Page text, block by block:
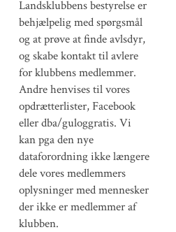
Landsklubbens bestyrelse er
behjælpelig med spørgsmål
og at prøve at finde avlsdyr,
og skabe kontakt til avlere
for klubbens medlemmer.
Andre henvises til vores
opdrætterlister, Facebook
eller dba/guloggratis. Vi
kan pga den nye
dataforordning ikke længere
dele vores medlemmers
oplysninger med mennesker
der ikke er medlemmer af
klubben.